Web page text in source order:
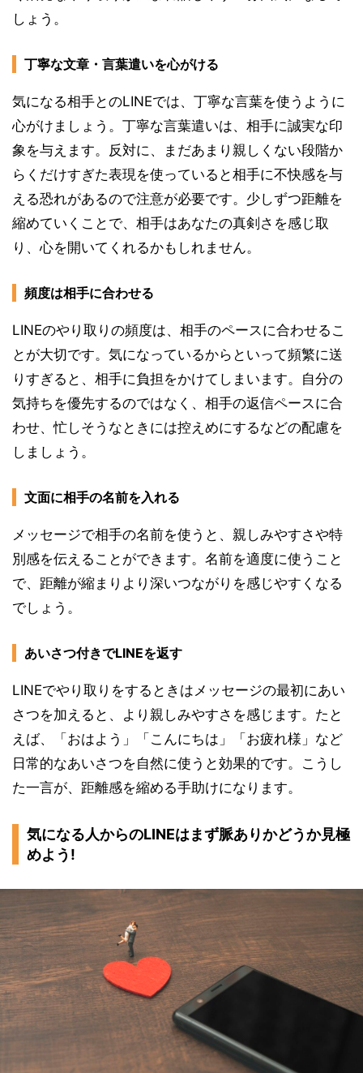
しょう。
丁寧な文章・言葉遣いを心がける
気になる相手とのLINEでは、丁寧な言葉を使うように
心がけましょう。丁寧な言葉遣いは、相手に誠実な印
象を与えます。反対に、まだあまり親しくない段階か
らくだけすぎた表現を使っていると相手に不快感を与
える恐れがあるので注意が必要です。少しずつ距離を
縮めていくことで、相手はあなたの真剣さを感じ取
り、心を開いてくれるかもしれません。
頻度は相手に合わせる
LINEのやり取りの頻度は、相手のペースに合わせるこ
とが大切です。気になっているからといって頻繁に送
りすぎると、相手に負担をかけてしまいます。自分の
気持ちを優先するのではなく、相手の返信ペースに合
わせ、忙しそうなときには控えめにするなどの配慮を
しましょう。
文面に相手の名前を入れる
メッセージで相手の名前を使うと、親しみやすさや特
別感を伝えることができます。名前を適度に使うこと
で、距離が縮まりより深いつながりを感じやすくなる
でしょう。
あいさつ付きでLINEを返す
LINEでやり取りをするときはメッセージの最初にあい
さつを加えると、より親しみやすさを感じます。たと
えば、「おはよう」「こんにちは」「お疲れ様」など
日常的なあいさつを自然に使うと効果的です。こうし
た一言が、距離感を縮める手助けになります。
気になる人からのLINEはまず脈ありかどうか見極
めよう!